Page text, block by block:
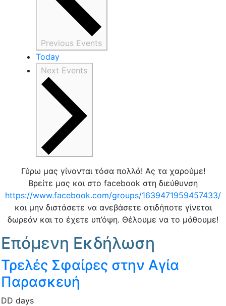
Previous Events
Today
Next Events
Γύρω μας γίνονται τόσα πολλά! Ας τα χαρούμε!
Βρείτε μας και στο facebook στη διεύθυνση
https://www.facebook.com/groups/1639471959457433/
και μην διστάσετε να ανεβάσετε οτιδήποτε γίνεται
δωρεάν και το έχετε υπ’όψη. Θέλουμε να το μάθουμε!
Επόμενη Εκδήλωση
Τρελές Σφαίρες στην Αγία
Παρασκευή
DD days